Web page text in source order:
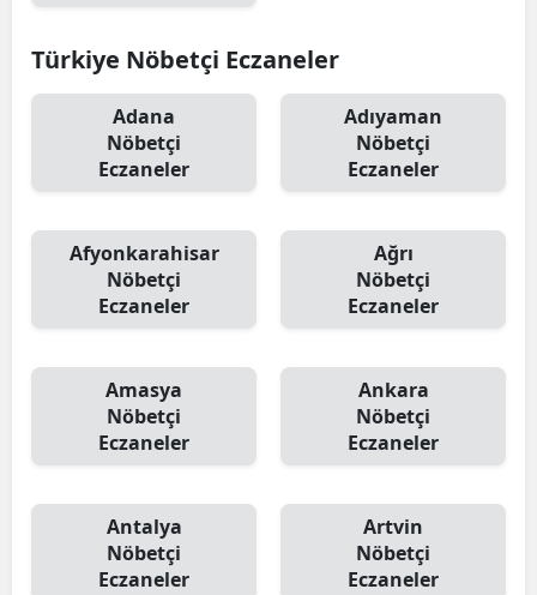
Kayseri
Kırklareli
Kırşehir
Manisa
Türkiye Nöbetçi Eczaneler
Adana
Nöbetçi
Eczaneler
Adıyaman
Nöbetçi
Eczaneler
Afyonkarahisar
Nöbetçi
Eczaneler
Ağrı
Nöbetçi
Eczaneler
Amasya
Nöbetçi
Eczaneler
Ankara
Nöbetçi
Eczaneler
Antalya
Nöbetçi
Eczaneler
Artvin
Nöbetçi
Eczaneler